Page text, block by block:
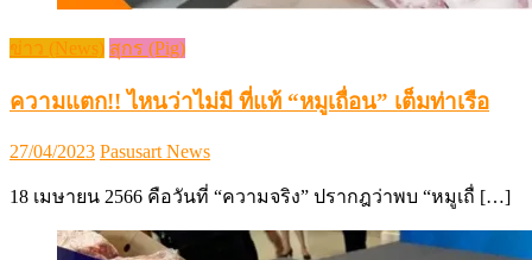
ข่าว (News) สุกร (Pig)
ความแตก!! ไหนว่าไม่มี ที่แท้ “หมูเถื่อน” เต็มท่าเรือ
Posted
27/04/2023 Author
Pasusart News
18 เมษายน 2566 คือวันที่ “ความจริง” ปรากฎว่าพบ “หมูเถื่ […]